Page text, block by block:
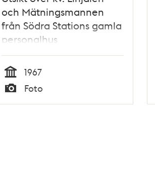
och Mätningsmannen
från Södra Stations gamla
personalhus
Tid
1967
Typ
Foto